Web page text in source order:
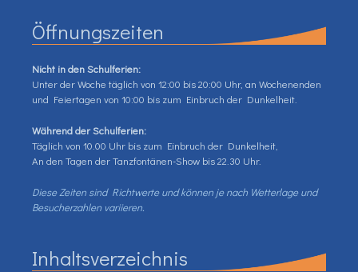
Öffnungszeiten
Nicht in den Schulferien:
Unter der Woche täglich von 12:00 bis 20:00 Uhr, an Wochenenden
und Feiertagen von 10:00 bis zum Einbruch der Dunkelheit.
Während der Schulferien:
Täglich von 10.00 Uhr bis zum Einbruch der Dunkelheit,
An den Tagen der Tanzfontänen-Show bis 22.30 Uhr.
Diese Zeiten sind Richtwerte und können je nach Wetterlage und
Besucherzahlen variieren.
Inhaltsverzeichnis